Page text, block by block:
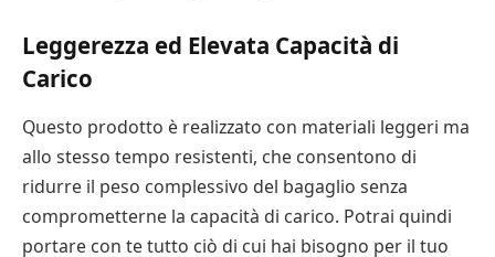
Leggerezza ed Elevata Capacità di
Carico
Questo prodotto è realizzato con materiali leggeri ma
allo stesso tempo resistenti, che consentono di
ridurre il peso complessivo del bagaglio senza
comprometterne la capacità di carico. Potrai quindi
portare con te tutto ciò di cui hai bisogno per il tuo